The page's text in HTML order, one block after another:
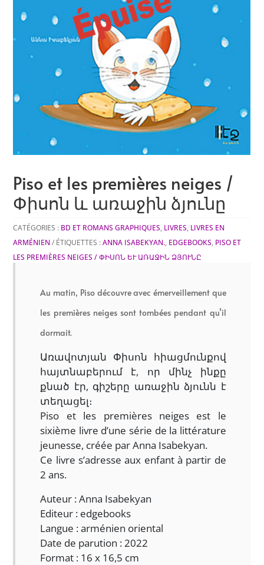
Piso et les premières neiges /
Փիսոն և առաջին ձյունը
CATÉGORIES : BD ET ROMANS GRAPHIQUES, LIVRES, LIVRES EN
ARMÉNIEN
ÉTIQUETTES :ANNA ISABEKYAN., EDGEBOOKS, PISO ET
LES PREMIÈRES NEIGES / ՓԻՍՈՆ ԵՒ ԱՌԱՋԻՆ ՁՅՈՒՆԸ
Au matin, Piso découvre avec émerveillement que
les premières neiges sont tombées pendant qu’il
dormait.
Առավոտյան Փիսոն հիացմունքով
հայտնաբերում է, որ մինչ ինքը
քնած էր, գիշերը առաջին ձյունն է
տեղացել։
Piso et les premières neiges est le
sixième livre d’une série de la littérature
jeunesse, créée par Anna Isabekyan.
Ce livre s’adresse aux enfant à partir de
2 ans.
Auteur : Anna Isabekyan
Editeur : edgebooks
Langue : arménien oriental
Date de parution : 2022
Format : 16 x 16,5 cm